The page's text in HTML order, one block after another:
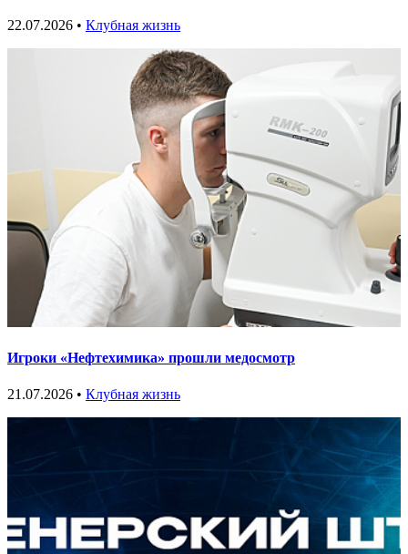
22.07.2026 • Клубная жизнь
Игроки «Нефтехимика» прошли медосмотр
21.07.2026 • Клубная жизнь